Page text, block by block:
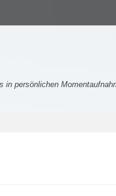
in persönlichen